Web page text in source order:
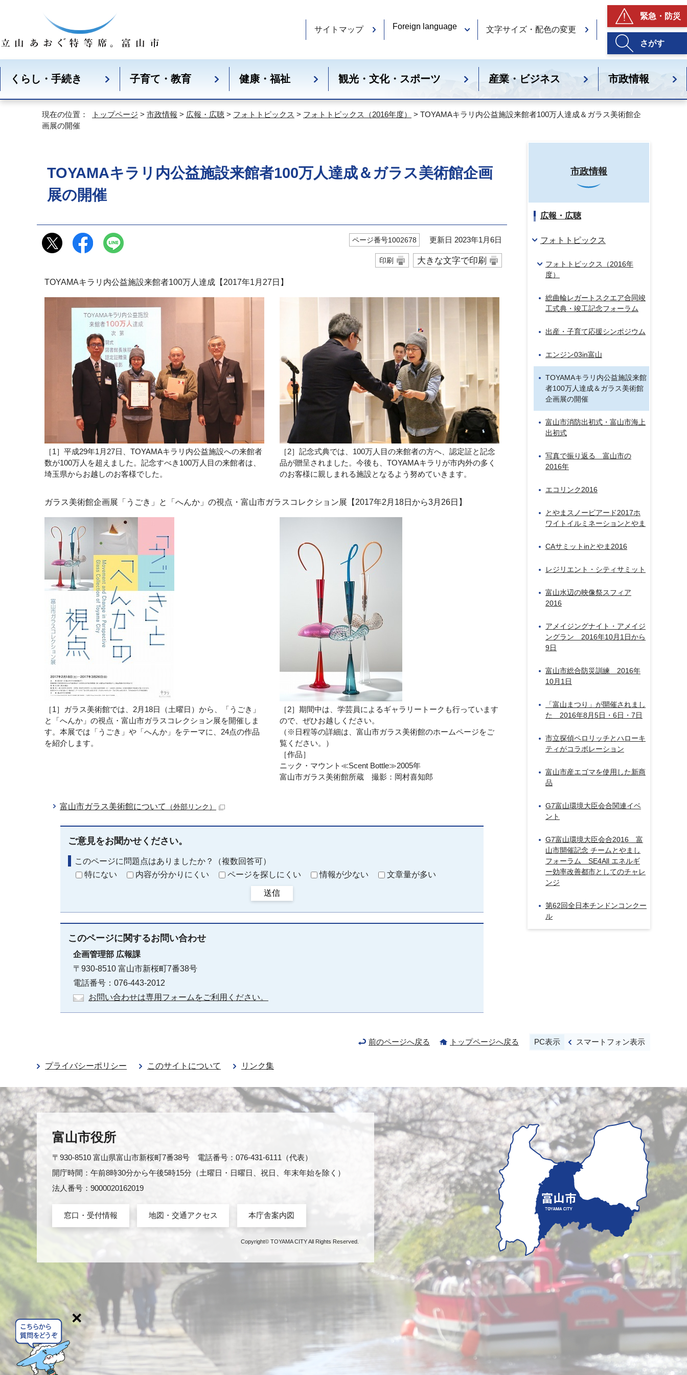
サイトマップ Foreign language 文字サイズ・配色の変更
緊急・防災
さがす
くらし・手続き 子育て・教育 健康・福祉 観光・文化・スポーツ 産業・ビジネス 市政情報
現在の位置： トップページ > 市政情報 > 広報・広聴 > フォトトピックス > フォトトピックス（2016年度）
> TOYAMAキラリ内公益施設来館者100万人達成＆ガラス美術館企
画展の開催
TOYAMAキラリ内公益施設来館者100万人達成＆ガラス美術館企画
展の開催
ページ番号1002678 更新日 2023年1月6日
印刷 大きな文字で印刷
TOYAMAキラリ内公益施設来館者100万人達成【2017年1月27日】
［1］平成29年1月27日、TOYAMAキラリ内公益施設への来館者
数が100万人を超えました。記念すべき100万人目の来館者は、
埼玉県からお越しのお客様でした。
［2］記念式典では、100万人目の来館者の方へ、認定証と記念
品が贈呈されました。今後も、TOYAMAキラリが市内外の多く
のお客様に親しまれる施設となるよう努めていきます。
ガラス美術館企画展「うごき」と「へんか」の視点・富山市ガラスコレクション展【2017年2月18日から3月26日】
［1］ガラス美術館では、2月18日（土曜日）から、「うごき」
と「へんか」の視点・富山市ガラスコレクション展を開催しま
す。本展では「うごき」や「へんか」をテーマに、24点の作品
を紹介します。
［2］期間中は、学芸員によるギャラリートークも行っています
ので、ぜひお越しください。
（※日程等の詳細は、富山市ガラス美術館のホームページをご
覧ください。）
［作品］
ニック・マウント≪Scent Bottle≫2005年
富山市ガラス美術館所蔵 撮影：岡村喜知郎
富山市ガラス美術館について （外部リンク）
ご意見をお聞かせください。
このページに問題点はありましたか？（複数回答可）
特にない
内容が分かりにくい ページを探しにくい 情報が少ない 文章量が多い
送信
このページに関するお問い合わせ
企画管理部 広報課
〒930-8510 富山市新桜町7番38号
電話番号：076-443-2012
お問い合わせは専用フォームをご利用ください。
市政情報
広報・広聴
フォトトピックス
フォトトピックス（2016年
度）
総曲輪レガートスクエア合同竣
工式典・竣工記念フォーラム
出産・子育て応援シンポジウム
エンジン03in富山
TOYAMAキラリ内公益施設来館
者100万人達成＆ガラス美術館
企画展の開催
富山市消防出初式・富山市海上
出初式
写真で振り返る 富山市の
2016年
エコリンク2016
とやまスノーピアード2017ホ
ワイトイルミネーションとやま
CAサミットinとやま2016
レジリエント・シティサミット
富山水辺の映像祭スフィア
2016
アメイジングナイト・アメイジ
ングラン 2016年10月1日から
9日
富山市総合防災訓練 2016年
10月1日
「富山まつり」が開催されまし
た 2016年8月5日・6日・7日
市立探偵ペロリッチとハローキ
ティがコラボレーション
富山市産エゴマを使用した新商
品
G7富山環境大臣会合関連イベ
ント
G7富山環境大臣会合2016 富
山市開催記念 チームとやまし
フォーラム SE4All エネルギ
ー効率改善都市としてのチャレ
ンジ
第62回全日本チンドンコンクー
ル
前のページへ戻る トップページへ戻る PC表示 スマートフォン表示
プライバシーポリシー このサイトについて リンク集
富山市役所
〒930-8510 富山県富山市新桜町7番38号 電話番号：076-431-6111（代表）
開庁時間：午前8時30分から午後5時15分（土曜日・日曜日、祝日、年末年始を除く）
法人番号：9000020162019
窓口・受付情報 地図・交通アクセス 本庁舎案内図
Copyright© TOYAMA CITY All Rights Reserved.
×